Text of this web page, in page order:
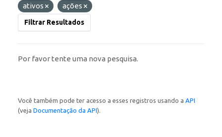
ativos
ações
Filtrar Resultados
Por favor tente uma nova pesquisa.
Você também pode ter acesso a esses registros usando a API
(veja Documentação da API).